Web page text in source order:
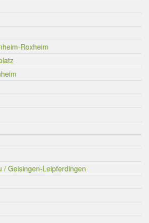
Roxheim
/ Geisingen-Leipferdingen